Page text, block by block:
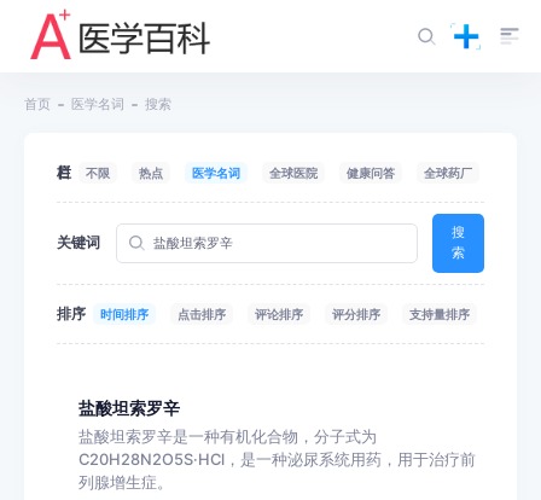
首页 医学名词 搜索
栏目 不限 热点 医学名词 全球医院 健康问答 全球药厂
关键词
搜
索
排序 时间排序 点击排序 评论排序 评分排序 支持量排序
盐酸坦索罗辛
盐酸坦索罗辛是一种有机化合物，分子式为
C20H28N2O5S·HCl，是一种泌尿系统用药，用于治疗前
列腺增生症。